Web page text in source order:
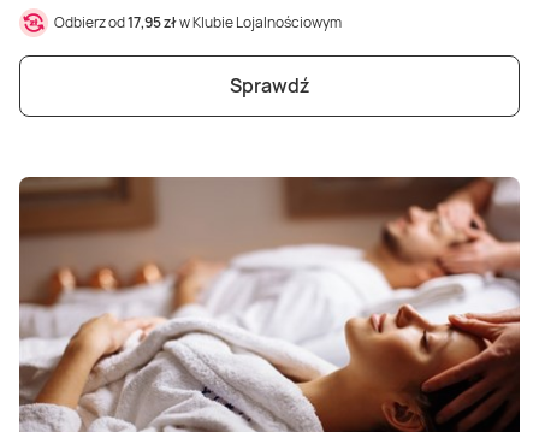
Odbierz od17,95 złw Klubie Lojalnościowym
Sprawdź